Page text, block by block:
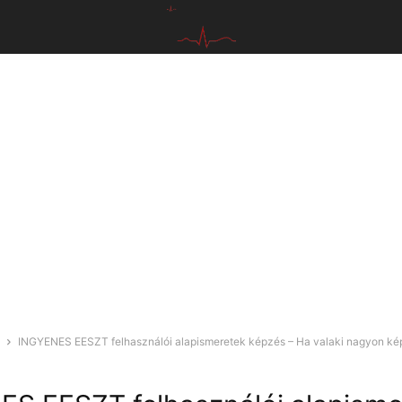
INGYENES EESZT felhasználói alapismeretek képzés – Ha valaki nagyon